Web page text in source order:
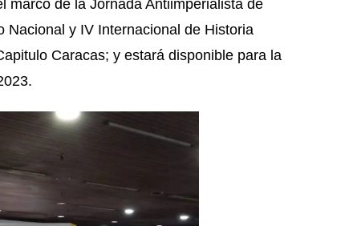
marco de la Jornada Antiimperialista de
Nacional y IV Internacional de Historia
Caracas; y estará disponible para la